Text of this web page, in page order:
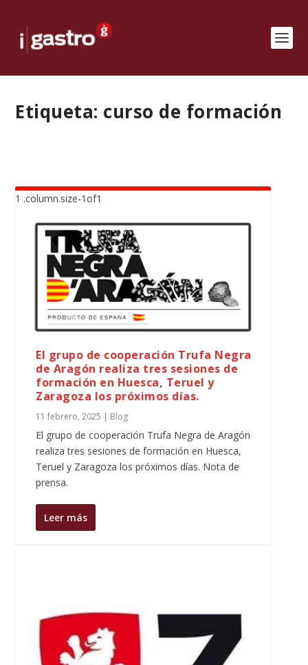
Etiqueta: curso de formación
El grupo de cooperación Trufa Negra
de Aragón realiza tres sesiones de
formación en Huesca, Teruel y
Zaragoza los próximos días.
11 febrero, 2025 | Blog
El grupo de cooperación Trufa Negra de Aragón
realiza tres sesiones de formación en Huesca,
Teruel y Zaragoza los próximos días. Nota de
prensa.
Leer más